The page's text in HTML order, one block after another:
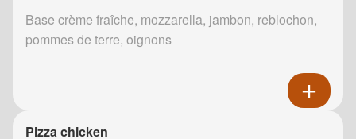
Base crème fraîche, mozzarella, jambon, reblochon,
pommes de terre, oignons
Pizza chicken